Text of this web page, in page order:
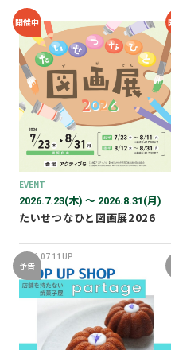
開催中
EVENT
2026.7.23(木) 〜 2026.8.31(月)
たいせつなひと図画展2026
2026.07.11UP
予告